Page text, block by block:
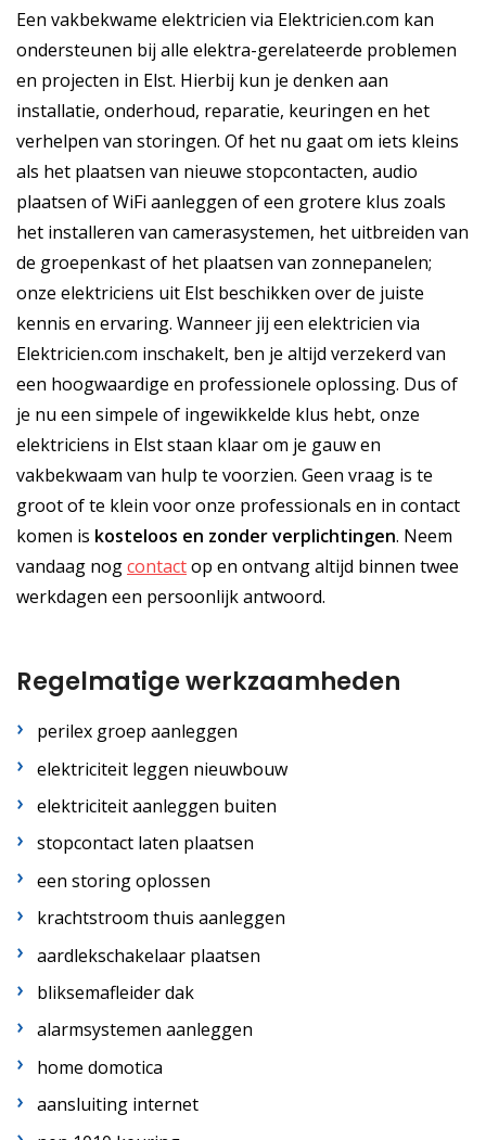
Een vakbekwame elektricien via Elektricien.com kan
ondersteunen bij alle elektra-gerelateerde problemen
en projecten in Elst. Hierbij kun je denken aan
installatie, onderhoud, reparatie, keuringen en het
verhelpen van storingen. Of het nu gaat om iets kleins
als het plaatsen van nieuwe stopcontacten, audio
plaatsen of WiFi aanleggen of een grotere klus zoals
het installeren van camerasystemen, het uitbreiden van
de groepenkast of het plaatsen van zonnepanelen;
onze elektriciens uit Elst beschikken over de juiste
kennis en ervaring. Wanneer jij een elektricien via
Elektricien.com inschakelt, ben je altijd verzekerd van
een hoogwaardige en professionele oplossing. Dus of
je nu een simpele of ingewikkelde klus hebt, onze
elektriciens in Elst staan klaar om je gauw en
vakbekwaam van hulp te voorzien. Geen vraag is te
groot of te klein voor onze professionals en in contact
komen is kosteloos en zonder verplichtingen. Neem
vandaag nogcontactop en ontvang altijd binnen twee
werkdagen een persoonlijk antwoord.
Regelmatige werkzaamheden
perilex groep aanleggen
elektriciteit leggen nieuwbouw
elektriciteit aanleggen buiten
stopcontact laten plaatsen
een storing oplossen
krachtstroom thuis aanleggen
aardlekschakelaar plaatsen
bliksemafleider dak
alarmsystemen aanleggen
home domotica
aansluiting internet